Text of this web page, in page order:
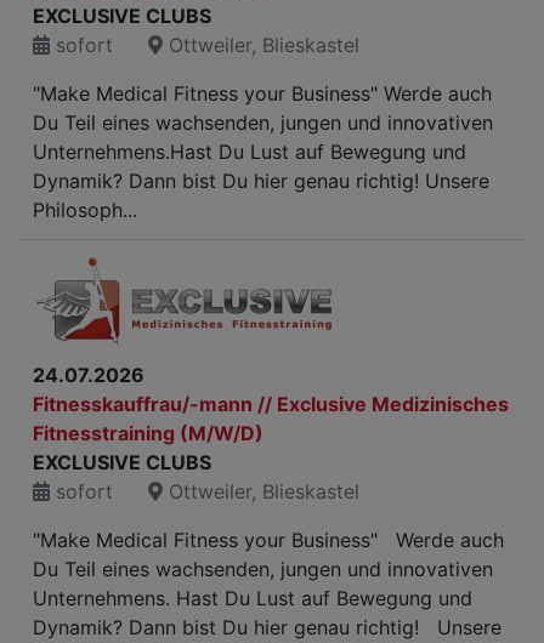
EXCLUSIVE CLUBS
sofort
Ottweiler, Blieskastel
"Make Medical Fitness your Business" Werde auch
Du Teil eines wachsenden, jungen und innovativen
Unternehmens.Hast Du Lust auf Bewegung und
Dynamik? Dann bist Du hier genau richtig! Unsere
Philosoph...
24.07.2026
Fitnesskauffrau/-mann // Exclusive Medizinisches
Fitnesstraining (M/W/D)
EXCLUSIVE CLUBS
sofort
Ottweiler, Blieskastel
"Make Medical Fitness your Business" Werde auch
Du Teil eines wachsenden, jungen und innovativen
Unternehmens. Hast Du Lust auf Bewegung und
Dynamik? Dann bist Du hier genau richtig! Unsere